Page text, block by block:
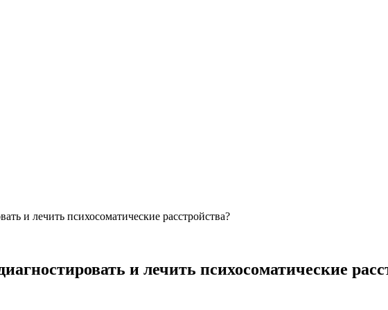
и лечить психосоматические расстройства?
и лечить психосоматические